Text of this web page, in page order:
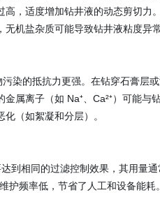
，适度增加钻井液的动态剪切力
机盐杂质可能导致钻井液粘度异
染的抵抗力更强。在钻穿石膏层
属离子（如 Na⁺、Ca²⁺）可能与
（如絮凝和分层）。
到相同的过滤控制效果，其用量
频率低，节省了人工和设备能耗